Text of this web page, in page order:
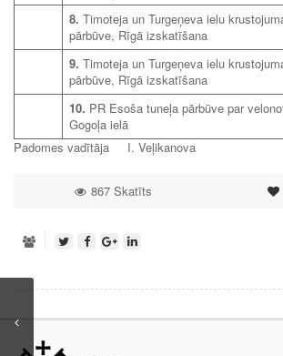
8. Timoteja un Turgeņeva ielu
pārbūve, Rīgā izskatīšana
9. Timoteja un Turgeņeva ielu
pārbūve, Rīgā izskatīšana
10. PR Esoša tuneļa pārbūve par
Gogoļa ielā
Padomes vadītāja I. Veļikanova
867 Skatīts